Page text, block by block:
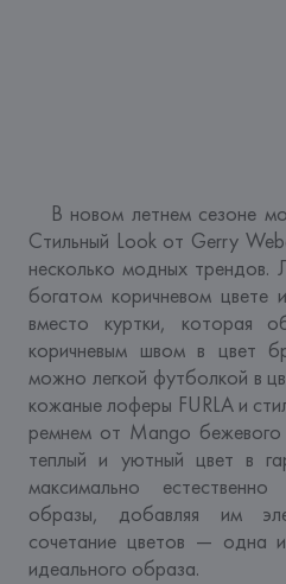
В новом летнем сезоне
Стильный Look от Gerry
несколько модных трендов.
богатом коричневом цвете
вместо куртки, которая
коричневым швом в цвет
можно легкой футболкой в
кожаные лоферы FURLA и
ремнем от Mango
теплый и уютный цвет в
максимально
образы, добавляя им
сочетание цветов — одна
идеального образа.